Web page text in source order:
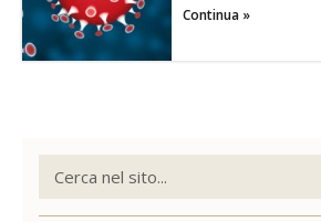
Continua »